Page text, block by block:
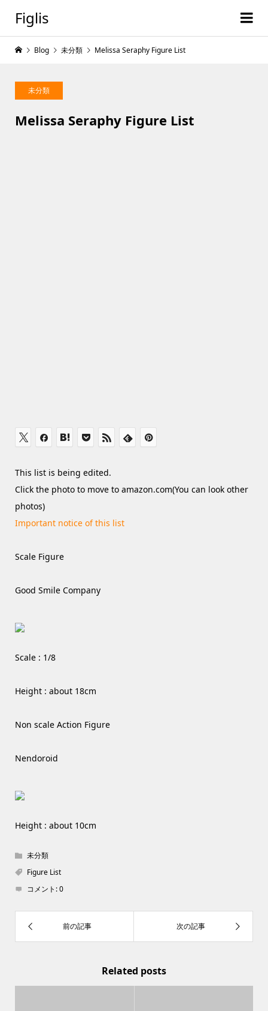
Figlis
未分類
Melissa Seraphy Figure List
Blog 未分類 Melissa Seraphy Figure List
This list is being edited.
Click the photo to move to amazon.com(You can look other
photos)
Important notice of this list
Scale Figure
Good Smile Company
Scale : 1/8
Height : about 18cm
Non scale Action Figure
Nendoroid
Height : about 10cm
未分類
Figure List
コメント:0
Related posts